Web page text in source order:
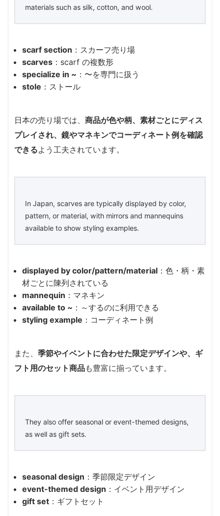
materials such as silk, cotton, and wool.
scarf section ：スカーフ売り場
scarves ：scarf の複数形
specialize in ~ ：〜を専門に扱う
stole ：ストール
日本の売り場では、 商品が色や柄、素材ごとにディス
プレイされ、鏡やマネキンでコーディネート例を確認
できるよう工夫されています。
In Japan, scarves are typically displayed by color,
pattern, or material, with mirrors and mannequins
available to show styling examples.
displayed by color/pattern/material ：色・柄・素
材ごとに陳列されている
mannequin ：マネキン
available to ~ ：～するのに利用できる
styling example ：コーディネート例
また、 季節やイベントに合わせた限定デザインや、ギ
フト用のセット商品も豊富に揃っています。
They also offer seasonal or event-themed designs,
as well as gift sets.
seasonal design ：季節限定デザイン
event-themed design ：イベント用デザイン
gift set ：ギフトセット